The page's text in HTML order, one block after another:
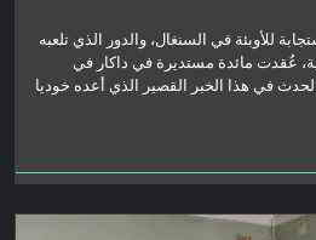
للأوبئة في السنغال، والدور الذي تلعبه
عُقدت مائدة مستديرة في داكار في
عن الحدث في هذا الخبر القصير الذي أعده خوديا